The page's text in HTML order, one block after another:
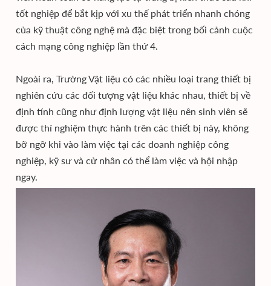
tốt nghiệp để bắt kịp với xu thế phát triển nhanh chóng
của kỹ thuật công nghệ mà đặc biệt trong bối cảnh cuộc
cách mạng công nghiệp lần thứ 4.
Ngoài ra, Trường Vật liệu có các nhiều loại trang thiết bị
nghiên cứu các đối tượng vật liệu khác nhau, thiết bị về
định tính cũng như định lượng vật liệu nên sinh viên sẽ
được thí nghiệm thực hành trên các thiết bị này, không
bỡ ngỡ khi vào làm việc tại các doanh nghiệp công
nghiệp, kỹ sư và cử nhân có thể làm việc và hội nhập
ngay.